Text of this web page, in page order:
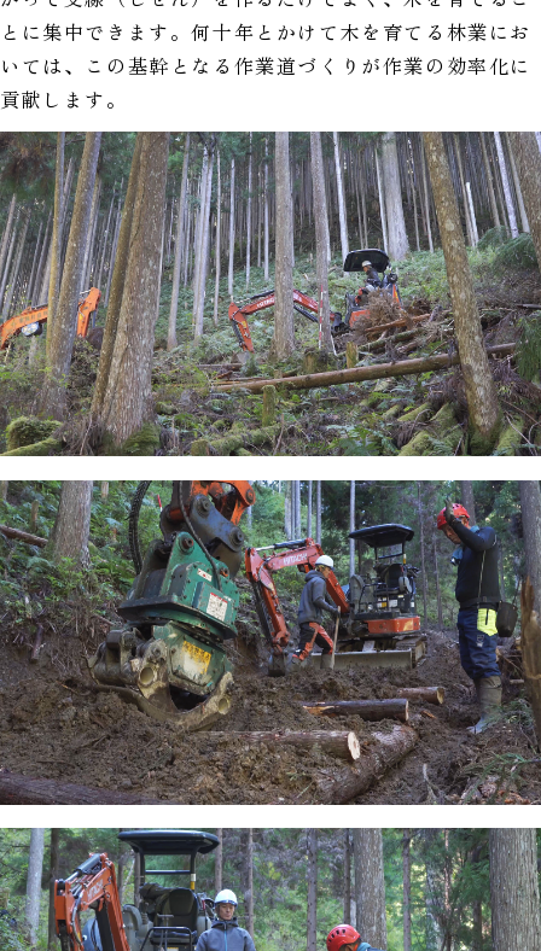
とに集中できます。何十年とかけて木を育てる林業にお
いては、この基幹となる作業道づくりが作業の効率化に
貢献します。